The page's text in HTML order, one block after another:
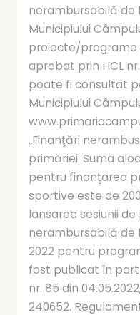
nerambursabilă de
Municipiului
proiecte/programe
aprobat prin HCL nr.
poate fi consultat
Municipiului
„Finanţări
primăriei. Suma
pentru finanţarea
sportive este de
lansarea sesiunii
nerambursabilă de
2022 pentru
fost publicat în
nr. 85 din
240652.